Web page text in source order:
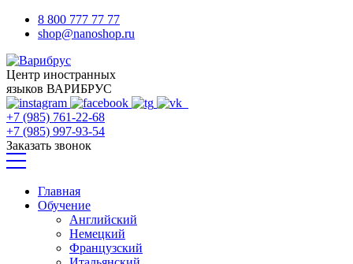
8 800 777 77 77
shop@nanoshop.ru
Центр иностранных
языков ВАРИБРУС
+7 (985) 761-22-68
+7 (985) 997-93-54
Заказать звонок
Главная
Обучение
Английский
Немецкий
Французский